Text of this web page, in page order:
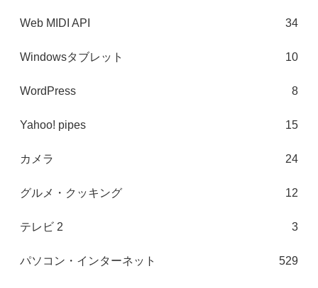
Web MIDI API 34
Windowsタブレット 10
WordPress 8
Yahoo! pipes 15
カメラ 24
グルメ・クッキング 12
テレビ 2 3
パソコン・インターネット 529